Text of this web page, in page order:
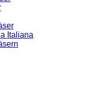
Italiana